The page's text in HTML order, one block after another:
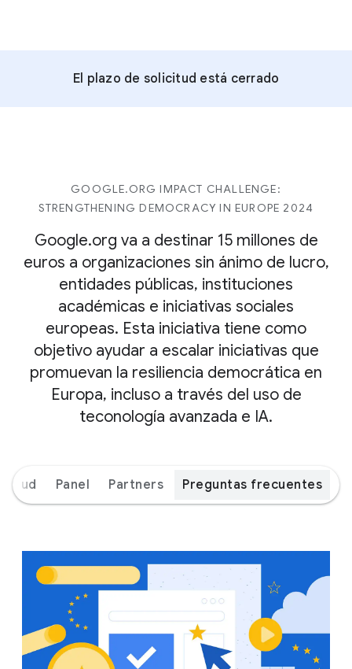
El plazo de solicitud está cerrado
GOOGLE.ORG IMPACT CHALLENGE:
STRENGTHENING DEMOCRACY IN EUROPE 2024
Google.org va a destinar 15 millones de
euros a organizaciones sin ánimo de lucro,
entidades públicas, instituciones
académicas e iniciativas sociales
europeas. Esta iniciativa tiene como
objetivo ayudar a escalar iniciativas que
promuevan la resiliencia democrática en
Europa, incluso a través del uso de
teconología avanzada e IA.
Panel Partners Preguntas frecuentes